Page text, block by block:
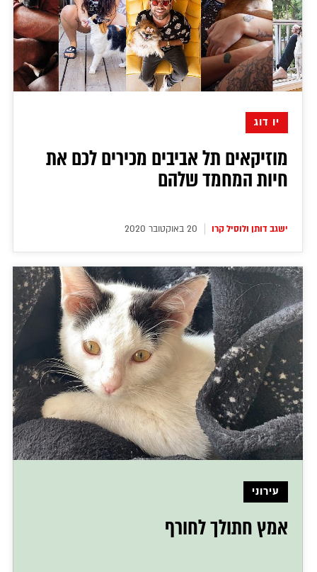
יו דוג
מוזיקאים תל אביבים מכירים לכם את
חיות המחמד שלהם
ישגב דותן ולוסיל קרו 20 באוקטובר 2020
עירוני
אמץ חתולך לחורף